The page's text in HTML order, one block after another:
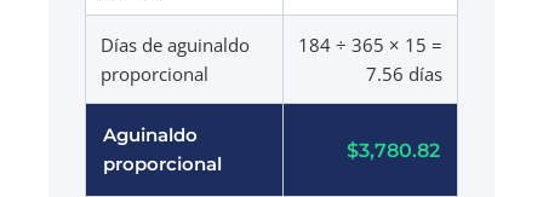
Días de aguinaldo
proporcional
184 ÷ 365 × 15 =
7.56 días
Aguinaldo
proporcional
$3,780.82